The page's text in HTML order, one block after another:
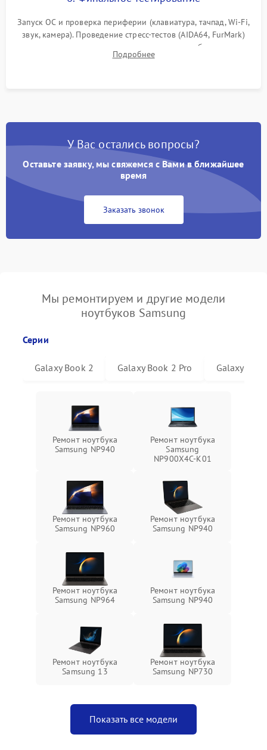
Запуск ОС и проверка периферии (клавиатура, тачпад, Wi-Fi,
звук, камера). Проведение стресс-тестов (AIDA64, FurMark)
для контроля температурного режима и стабильности
системы под пиковой нагрузкой.
Подробнее
У Вас остались вопросы?
Оставьте заявку, мы свяжемся с Вами в ближайшее
время
Заказать звонок
Мы ремонтируем и другие модели
ноутбуков Samsung
Серии
Galaxy Book 2 Galaxy Book 2 Pro Galaxy
Ремонт ноутбука
Samsung NP940
Ремонт ноутбука
Samsung
NP900X4C-K01
Ремонт ноутбука
Samsung NP960
Ремонт ноутбука
Samsung NP940
Ремонт ноутбука
Samsung NP964
Ремонт ноутбука
Samsung NP940
Ремонт ноутбука
Samsung 13
Ремонт ноутбука
Samsung NP730
Показать все модели